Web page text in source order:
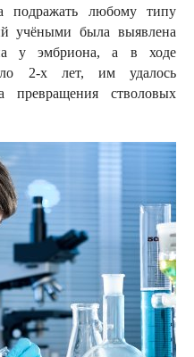
подражать любому типу
учёными была выявлена
у эмбриона, а в ходе
2-х лет, им удалось
превращения стволовых